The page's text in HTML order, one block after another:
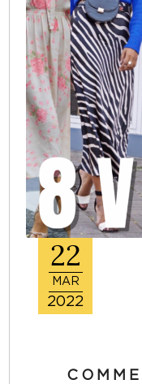
22
MAR
2022